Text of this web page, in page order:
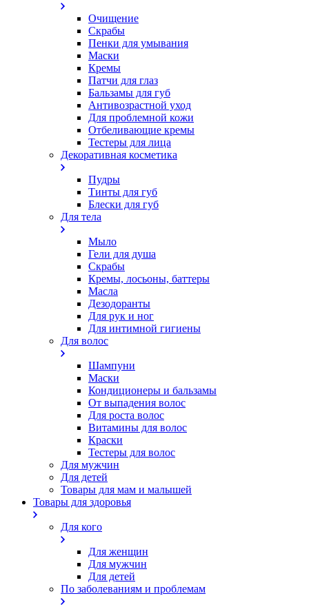
Очищение
Скрабы
Пенки для умывания
Маски
Кремы
Патчи для глаз
Бальзамы для губ
Антивозрастной уход
Для проблемной кожи
Oтбеливающие кремы
Тестеры для лица
Декоративная косметика
Пудры
Тинты для губ
Блески для губ
Для тела
Мыло
Гели для душа
Скрабы
Кремы, лосьоны, баттеры
Масла
Дезодоранты
Для рук и ног
Для интимной гигиены
Для волос
Шампуни
Маски
Кондиционеры и бальзамы
От выпадения волос
Для роста волос
Витамины для волос
Краски
Тестеры для волос
Для мужчин
Для детей
Товары для мам и малышей
Товары для здоровья
Для кого
Для женщин
Для мужчин
Для детей
По заболеваниям и проблемам